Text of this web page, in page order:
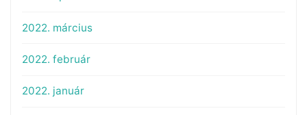
2022. március
2022. február
2022. január